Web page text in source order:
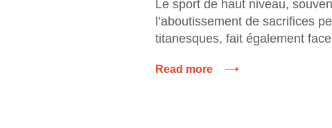
Le sport de haut niveau,
l’aboutissement de sacrifices
titanesques, fait également
problématique de plus en plus
Read more